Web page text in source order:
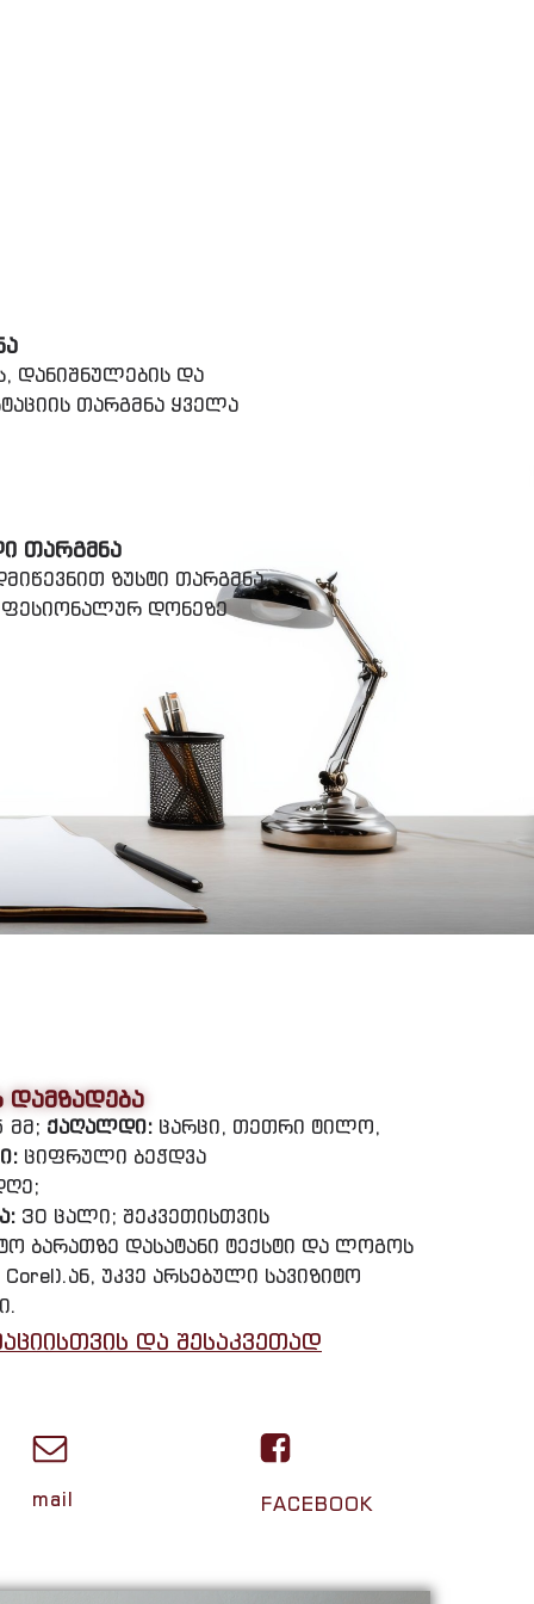
დანიშნულების და
თარგმნა ყველა
ᲗᲐᲠᲒᲛᲜᲐ
ზუსტი თარგმნა
დონეზე
დამზადება
მმ; ქაღალდი: ცარცი, თეთრი ტილო,
ციფრული ბეჭდვა
30 ცალი; შეკვეთისთვის
ბარათზე დასატანი ტექსტი და ლოგოს
უკვე არსებული სავიზიტო
და შესაკვეთად
mail FACEBOOK